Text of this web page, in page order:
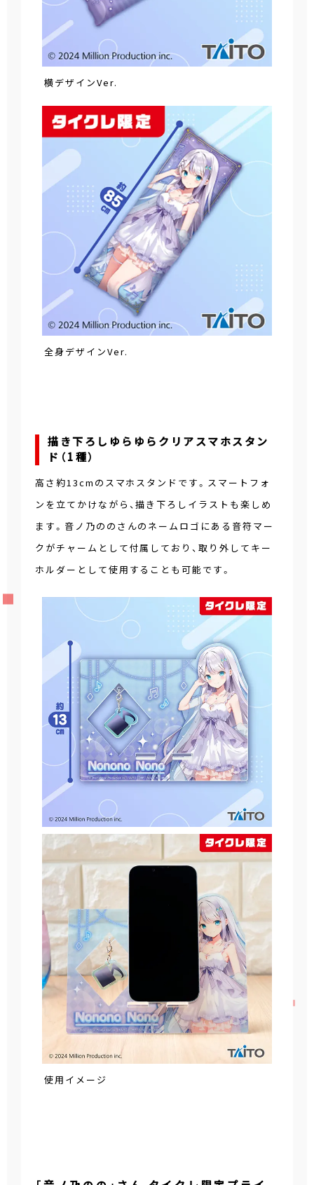
横デザインVer.
全身デザインVer.
描き下ろしゆらゆらクリアスマホスタン
ド（1種）
高さ約13cmのスマホスタンドです。スマートフォ
ンを立てかけながら、描き下ろしイラストも楽しめ
ます。音ノ乃ののさんのネームロゴにある音符マー
クがチャームとして付属しており、取り外してキー
ホルダーとして使用することも可能です。
使用イメージ